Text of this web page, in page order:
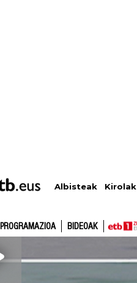
Albisteak Kirolak
PROGRAMAZIOA BIDEOAK